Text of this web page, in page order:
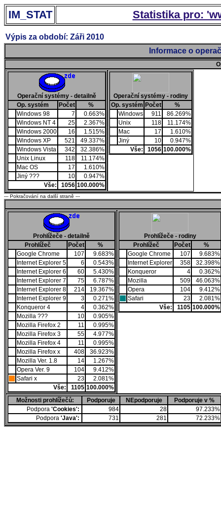
IM_STAT Statistika pro:
Výpis za období: Záři 2010
Informace o
Operační systémy - detailně
Op. systém
Počet
%
Windows 98
7
0.663%
Windows NT 4
25
2.367%
Windows 2000
16
1.515%
Windows XP
521
49.337%
Windows Vista
342
32.386%
Unix Linux
118
11.174%
Mac OS
17
1.610%
Jiný ???
10
0.947%
Vše:
1056 100.000%
Operační systémy - rodiny
Op. systém Počet
%
Windows
911
86.269%
Unix
118
11.174%
Mac
17
1.610%
Jiný
10
0.947%
Vše:
1056 100.000%
--- Pokračování na další straně ---
Prohlížeče - detailně
Prohlížeč
Počet
%
Google Chrome
107
9.683%
Internet Explorer 5
6
0.543%
Internet Explorer 6
60
5.430%
Internet Explorer 7
75
6.787%
Internet Explorer 8
214
19.367%
Internet Explorer 9
3
0.271%
Konqueror 4
4
0.362%
Mozilla ???
10
0.905%
Mozilla Firefox 2
11
0.995%
Mozilla Firefox 3
55
4.977%
Mozilla Firefox 4
11
0.995%
Mozilla Firefox x
408
36.923%
Mozilla Ver. 1.8
14
1.267%
Opera Ver. 9
104
9.412%
Safari x
23
2.081%
Vše:
1105 100.000%
Prohlížeče - rodiny
Prohlížeč
Počet
%
Google Chrome
107
9.683%
Internet Explorer
358
32.398%
Konqueror
4
0.362%
Mozilla
509
46.063%
Opera
104
9.412%
Safari
23
2.081%
Vše:
1105 100.000%
Možnosti prohlížečů: Podporuje NEpodporuje
Podporuje v %
Podpora 'Cookies': 984 28
97.233%
Podpora 'Java': 731 281 72.233%